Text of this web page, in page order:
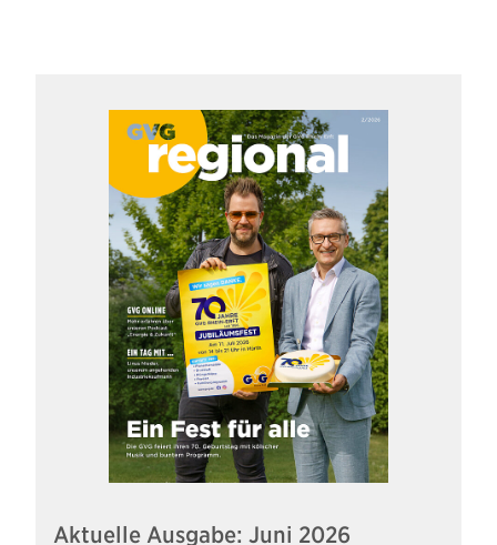
Aktuelle Ausgabe: Juni 2026